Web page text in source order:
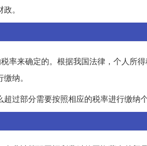
。
率来确定的。根据我国法律，个人所
纳。
过部分需要按照相应的税率进行缴纳个